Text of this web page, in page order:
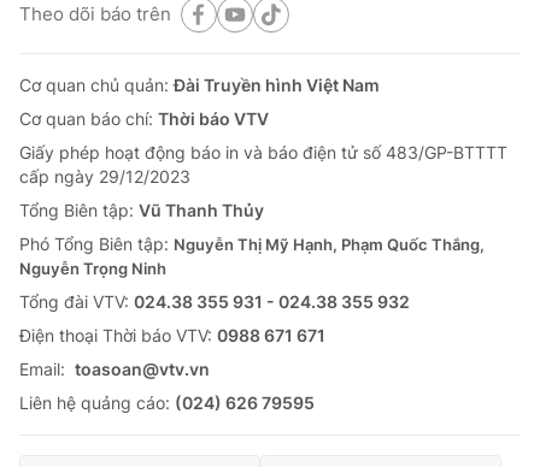
Theo dõi báo trên
Cơ quan chủ quản:Đài Truyền hình Việt Nam
Cơ quan báo chí: Thời báo VTV
Giấy phép hoạt động báo in và báo điện tử số 483/GP-BTTTT
cấp ngày 29/12/2023
Tổng Biên tập: Vũ Thanh Thủy
Phó Tổng Biên tập: Nguyễn Thị Mỹ Hạnh, Phạm Quốc Thắng,
Nguyễn Trọng Ninh
Tổng đài VTV: 024.38 355 931 - 024.38 355 932
Ðiện thoại Thời báo VTV: 0988 671 671
Email: toasoan@vtv.vn
Liên hệ quảng cáo: (024) 626 79595